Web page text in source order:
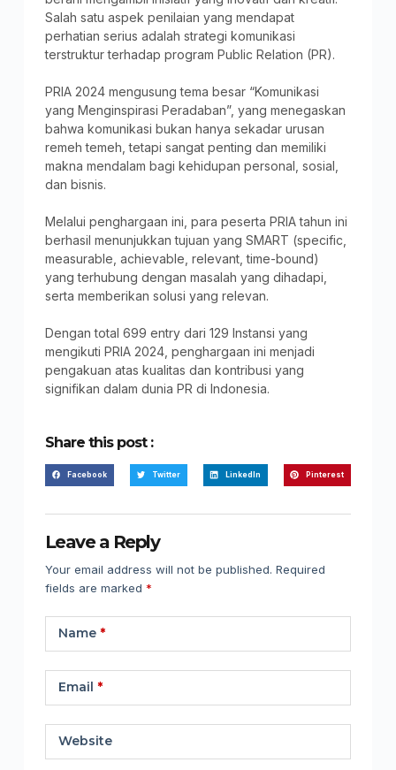
Salah satu aspek penilaian yang mendapat
perhatian serius adalah strategi komunikasi
terstruktur terhadap program Public Relation (PR).
PRIA 2024 mengusung tema besar “Komunikasi
yang Menginspirasi Peradaban”, yang menegaskan
bahwa komunikasi bukan hanya sekadar urusan
remeh temeh, tetapi sangat penting dan memiliki
makna mendalam bagi kehidupan personal, sosial,
dan bisnis.
Melalui penghargaan ini, para peserta PRIA tahun ini
berhasil menunjukkan tujuan yang SMART (specific,
measurable, achievable, relevant, time-bound)
yang terhubung dengan masalah yang dihadapi,
serta memberikan solusi yang relevan.
Dengan total 699 entry dari 129 Instansi yang
mengikuti PRIA 2024, penghargaan ini menjadi
pengakuan atas kualitas dan kontribusi yang
signifikan dalam dunia PR di Indonesia.
Share this post :
Facebook Twitter LinkedIn Pinterest
Leave a Reply
Your email address will not be published. Required
fields are marked *
Name*
Email *
Website